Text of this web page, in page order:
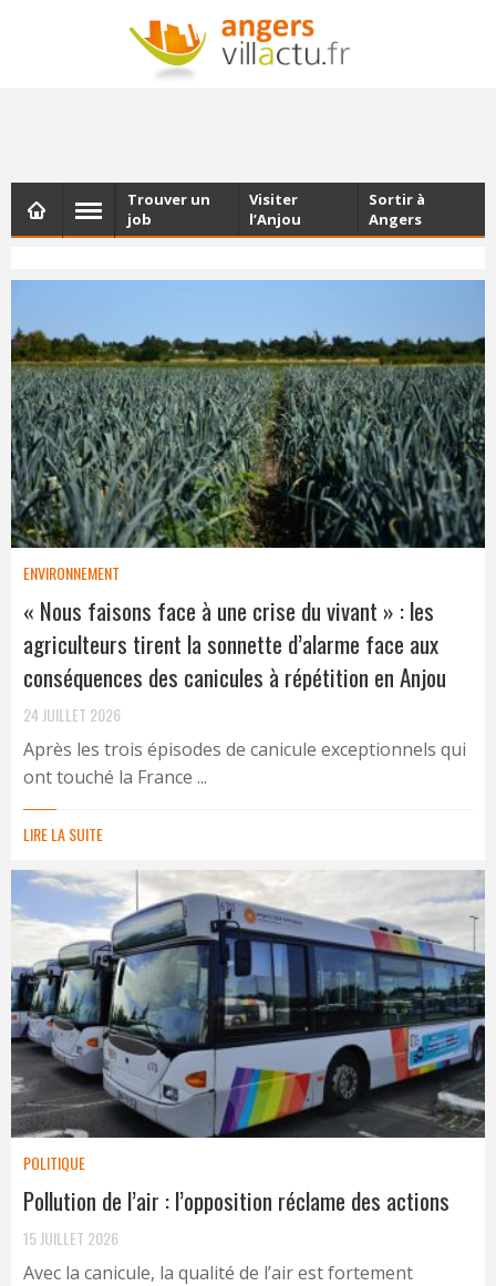
NEWSLETTER
Les dernières actualités d'Angers, chaque vendredi dans
Trouver un
job
Visiter
l’Anjou
Sortir à
Angers
ENVIRONNEMENT
« Nous faisons face à une crise du vivant » : les
agriculteurs tirent la sonnette d’alarme face aux
conséquences des canicules à répétition en Anjou
24 JUILLET 2026
Après les trois épisodes de canicule exceptionnels qui
ont touché la France ...
LIRE LA SUITE
POLITIQUE
Pollution de l’air : l’opposition réclame des actions
15 JUILLET 2026
Avec la canicule, la qualité de l’air est fortement